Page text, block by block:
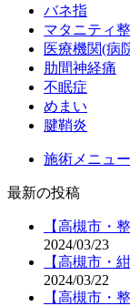
バネ指
マタニティ
医療機関(病
肋間神経痛
不眠症
めまい
腱鞘炎
施術メニュ
最新の投稿
【高槻市・
2024/03/23
【高槻市・
2024/03/22
【高槻市・